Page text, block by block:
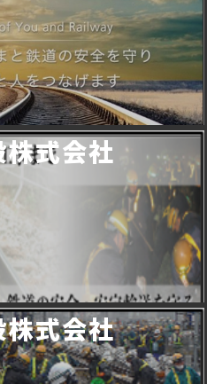
式会社
株式会社